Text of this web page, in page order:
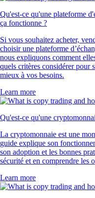
Qu'est-ce qu'une plateforme
ça fonctionne ?
Si vous souhaitez acheter,
choisir une plateforme
nous expliquons comment
quels critères considérer pour
mieux à vos besoins.
Learn more
Qu'est-ce qu'une
La cryptomonnaie est une
guide explique son
son adoption et les bonnes
sécurité et en comprendre les
Learn more